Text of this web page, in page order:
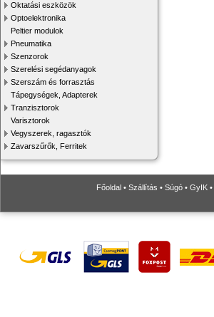
Oktatási eszközök
Optoelektronika
Peltier modulok
Pneumatika
Szenzorok
Szerelési segédanyagok
Szerszám és forrasztás
Tápegységek, Adapterek
Tranzisztorok
Varisztorok
Vegyszerek, ragasztók
Zavarszűrők, Ferritek
Főoldal • Szállítás • Súgó • GyIK •